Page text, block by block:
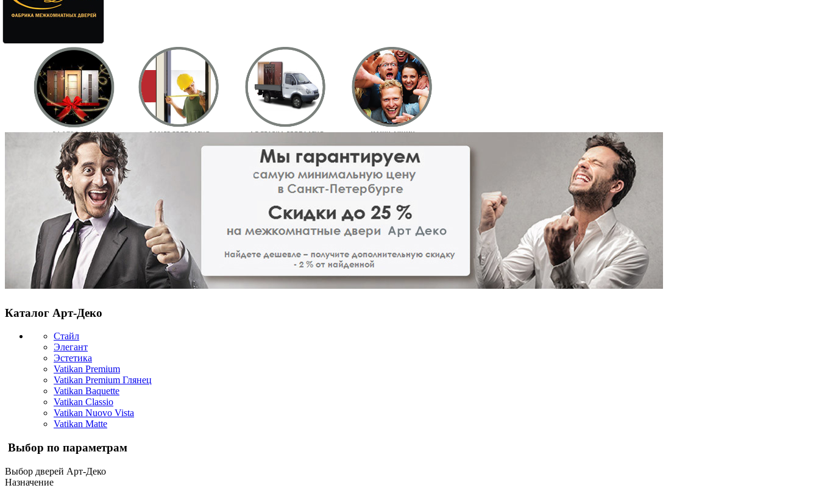
Каталог Арт-Деко
Стайл
Элегант
Эстетика
Vatikan Premium
Vatikan Premium Глянец
Vatikan Baquette
Vatikan Classio
Vatikan Nuovo Vista
Vatikan Matte
Выбор по параметрам
Выбор дверей Арт-Деко
Назначение